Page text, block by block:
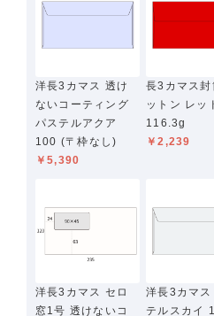
洋長3カマス 透け
ないコーティング
パステルアクア
100 (〒枠なし)
￥5,390
長3カマス封
ットン レッ
116.3g
￥2,239
洋長3カマス セロ
窓1号 透けないコ
洋長3カマス
テルスカイ